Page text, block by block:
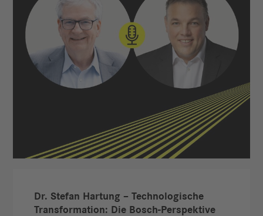
Dr. Stefan Hartung – Technologische
Transformation: Die Bosch-Perspektive